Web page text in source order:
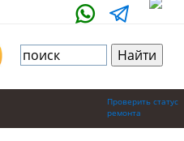
Проверить статус
ремонта